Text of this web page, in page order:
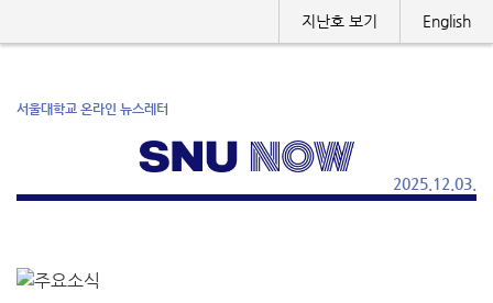
English
지난호 보기
서울대학교 온라인 뉴스레터
2025.12.03.